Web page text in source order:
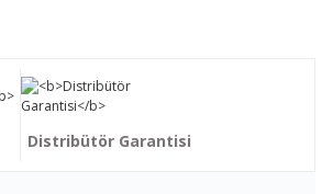
Distribütör Garantisi